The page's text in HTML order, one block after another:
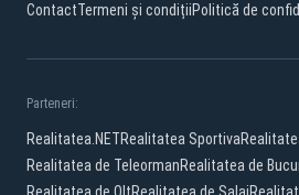
ContactTermeni și condițiiPolitică de
Parteneri:
Realitatea.NETRealitatea Sportiva
Realitatea de TeleormanRealitatea de